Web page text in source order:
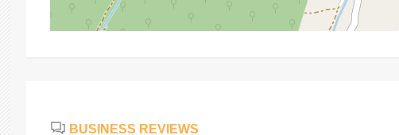
BUSINESS REVIEWS